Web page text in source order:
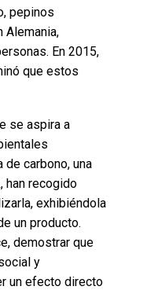
pepinos
Alemania,
En 2015,
que estos
se aspira a
de carbono, una
han recogido
exhibiéndola
un producto.
demostrar que
y
un efecto directo